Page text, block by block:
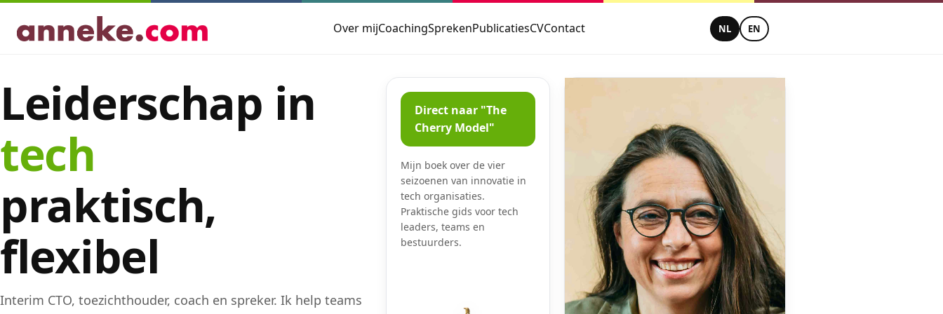
Over mijCoachingSprekenPublicatiesCVContact NL EN
Leiderschap in
tech
praktisch,
flexibel
Interim CTO, toezichthouder, coach en spreker. Ik help teams
Direct naar "The
Cherry Model"
Mijn boek over de vier
seizoenen van innovatie in
tech organisaties.
Praktische gids voor tech
leaders, teams en
bestuurders.